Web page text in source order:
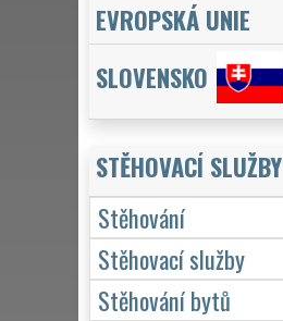
EVROPSKÁ UNIE
SLOVENSKO
STĚHOVACÍ SLUŽBY
Stěhování
Stěhovací služby
Stěhování bytů